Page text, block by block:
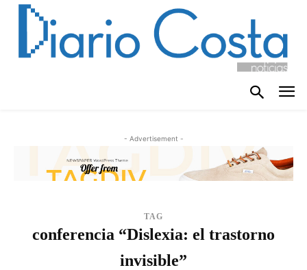
- Advertisement -
TAG
conferencia “Dislexia: el trastorno
invisible”